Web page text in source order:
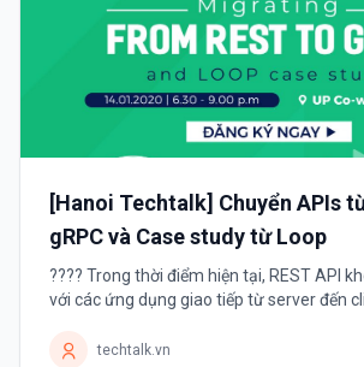
[Hanoi Techtalk] Chuyển APIs
gRPC và Case study từ Loop
???? Trong thời điểm hiện tại, REST API
với các ứng dụng giao tiếp từ server đến
phương thức tạo API với...
techtalk.vn